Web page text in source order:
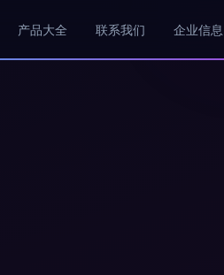
产品大全 联系我们 企业信息